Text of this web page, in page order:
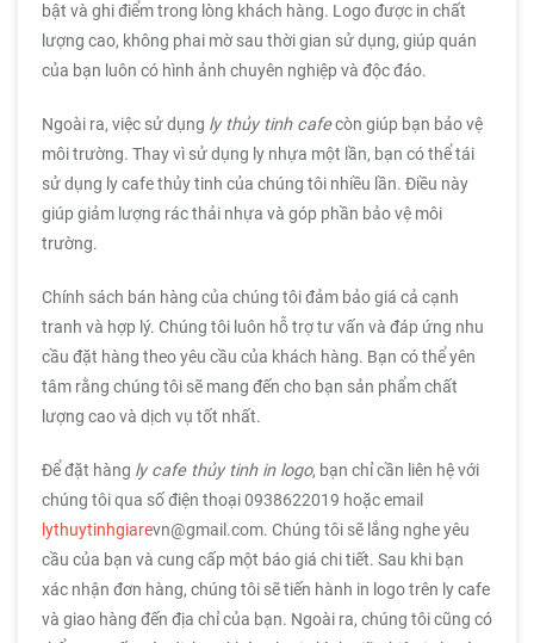
bật và ghi điểm trong lòng khách hàng. Logo được in chất
lượng cao, không phai mờ sau thời gian sử dụng, giúp quán
của bạn luôn có hình ảnh chuyên nghiệp và độc đáo.
Ngoài ra, việc sử dụng ly thủy tinh cafecòn giúp bạn bảo vệ
môi trường. Thay vì sử dụng ly nhựa một lần, bạn có thể tái
sử dụng ly cafe thủy tinh của chúng tôi nhiều lần. Điều này
giúp giảm lượng rác thải nhựa và góp phần bảo vệ môi
trường.
Chính sách bán hàng của chúng tôi đảm bảo giá cả cạnh
tranh và hợp lý. Chúng tôi luôn hỗ trợ tư vấn và đáp ứng nhu
cầu đặt hàng theo yêu cầu của khách hàng. Bạn có thể yên
tâm rằng chúng tôi sẽ mang đến cho bạn sản phẩm chất
lượng cao và dịch vụ tốt nhất.
Để đặt hàng ly cafe thủy tinh in logo, bạn chỉ cần liên hệ với
chúng tôi qua số điện thoại 0938622019 hoặc email
lythuytinhgiarevn@gmail.com. Chúng tôi sẽ lắng nghe yêu
cầu của bạn và cung cấp một báo giá chi tiết. Sau khi bạn
xác nhận đơn hàng, chúng tôi sẽ tiến hành in logo trên ly cafe
và giao hàng đến địa chỉ của bạn. Ngoài ra, chúng tôi cũng có